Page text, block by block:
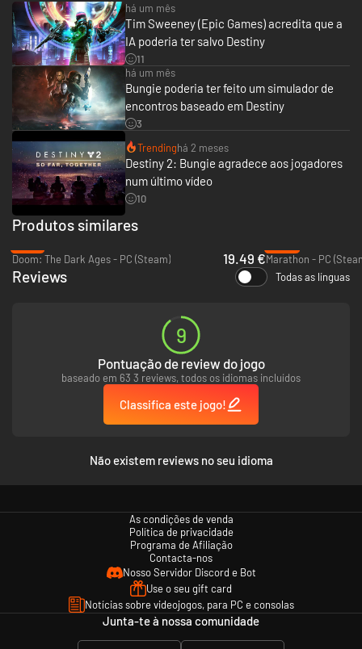
há um mês
Tim Sweeney (Epic Games) acredita que a
IA poderia ter salvo Destiny
11
há um mês
Bungie poderia ter feito um simulador de
encontros baseado em Destiny
3
Trendinghá 2 meses
Destiny 2: Bungie agradece aos jogadores
num último vídeo
10
Produtos similares
Doom: The Dark Ages - PC (Steam)
19.49 €Marathon - PC
Reviews Todas as línguas
9
Pontuação de review do jogo
baseado em 63 3 reviews, todos os idiomas incluídos
Classifica este jogo!
Não existem reviews no seu idioma
As condições de venda
Política de privacidade
Programa de Afiliação
Contacta-nos
Nosso Servidor Discord e Bot
Use o seu gift card
Notícias sobre videojogos, para PC e consolas
Junta-te à nossa comunidade